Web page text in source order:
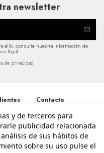
newsletter
ello, consulte nuestra información de
legal.
de privacidad
Contacto
Avda. Santos
Patronos 20, 46600,
Alzira - Valencia
962 411 268
y de terceros para
publicidad relacionada
de sus hábitos de
sobre su uso pulse el